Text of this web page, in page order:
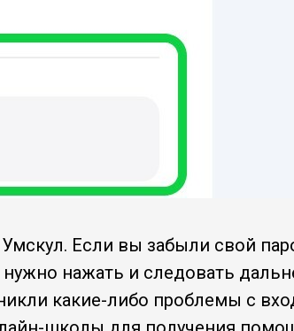
Если вы забыли свой
нужно нажать и следовать
какие-либо проблемы с